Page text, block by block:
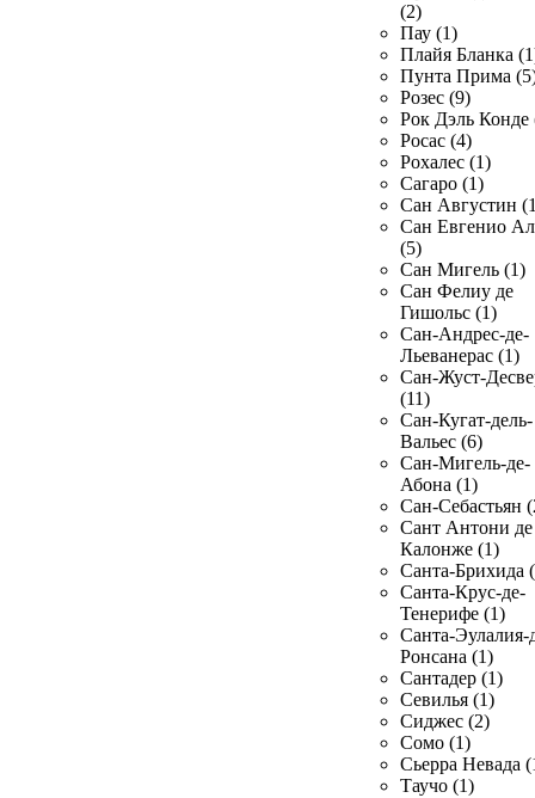
(2)
Пау (1)
Плайя Бланка
Пунта Прима
Розес (9)
Рок Дэль Конде
Росас (4)
Рохалес (1)
Сагаро (1)
Сан Августин
Сан Евгенио
(5)
Сан Мигель (1)
Сан Фелиу де
Гишольс (1)
Сан-Андрес-де-
Льеванерас (1)
Сан-Жуст-
(11)
Сан-Кугат-дель-
Вальес (6)
Сан-Мигель-де-
Абона (1)
Сан-Себастьян
Сант Антони де
Калонже (1)
Санта-Брихида
Санта-Крус-де-
Тенерифе (1)
Санта-Эулалия-
Ронсана (1)
Сантадер (1)
Севилья (1)
Сиджес (2)
Сомо (1)
Сьерра Невада
Таучо (1)